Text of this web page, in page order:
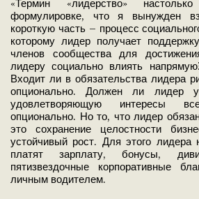
«Термин «лидерство»
формулировке, что я вынужден
короткую часть – процесс
которому лидер получает
членов сообщества для
лидеру социально влиять
Входит ли в обязательства лидера
опционально. Должен ли лидер
удовлетворяющую интересы
опционально. Но то, что лидер
это сохранение целостности
устойчивый рост. Для этого
платят зарплату, бонусы,
пятизвездочные корпоративные
личным водителем.